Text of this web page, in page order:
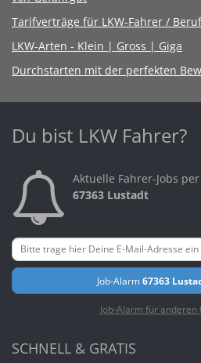
Tarifverträge für LKW-Fahrer /
LKW-Arten - Klein | Gross | Giga
Durchstarten mit der perfekten
Du bist LKW Fahrer?
Aktuelle Fahrer-Jobs
67363 Lustadt
Job-Alarm67363
Job-Alarm für anderen
SCHNELL & GRATIS